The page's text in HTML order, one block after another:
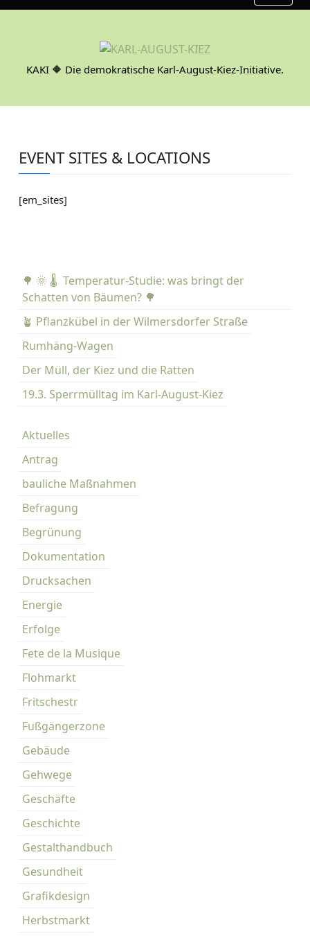
S
c
KAKI 🔶 Die demokratische Karl-August-Kiez-Initiative.
EVENT SITES & LOCATIONS
[em_sites]
🌳 🌞 🌡️ Temperatur-Studie: was bringt der
Schatten von Bäumen? 🌳
🪴 Pflanzkübel in der Wilmersdorfer Straße
Rumhäng-Wagen
Der Müll, der Kiez und die Ratten
19.3. Sperrmülltag im Karl-August-Kiez
Aktuelles
Antrag
bauliche Maßnahmen
Befragung
Begrünung
Dokumentation
Drucksachen
Energie
Erfolge
Fete de la Musique
Flohmarkt
Fritschestr
Fußgängerzone
Gebäude
Gehwege
Geschäfte
Geschichte
Gestalthandbuch
Gesundheit
Grafikdesign
Herbstmarkt